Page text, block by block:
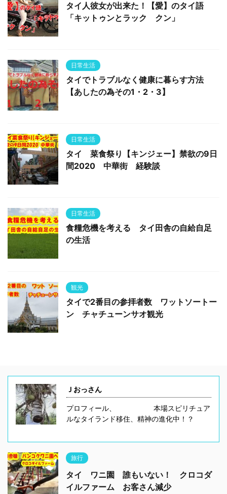
タイ人彼女が出来た！【愛】のタイ語
「キットゥンとラック クン」
日常生活
タイでトラブルなく健康に暮らす方法
【あしたの為その1・2・3】
日常生活
タイ 菜食祭り【キンジェー】禁欲の9日
間2020 中華街 経験談
日常生活
食糧危機を考える タイ田舎の自給自足
の生活
観光
タイで2番目の参拝者数 ワットソートー
ン チャチューンサオ観光
Ｊおっさん
プロフィール、 本場スピリチュア
ルなタイランド移住、精神の進化中！？
旅行
タイ ワニ園 誰もいない！ クロコダ
イルファーム お客さん減少